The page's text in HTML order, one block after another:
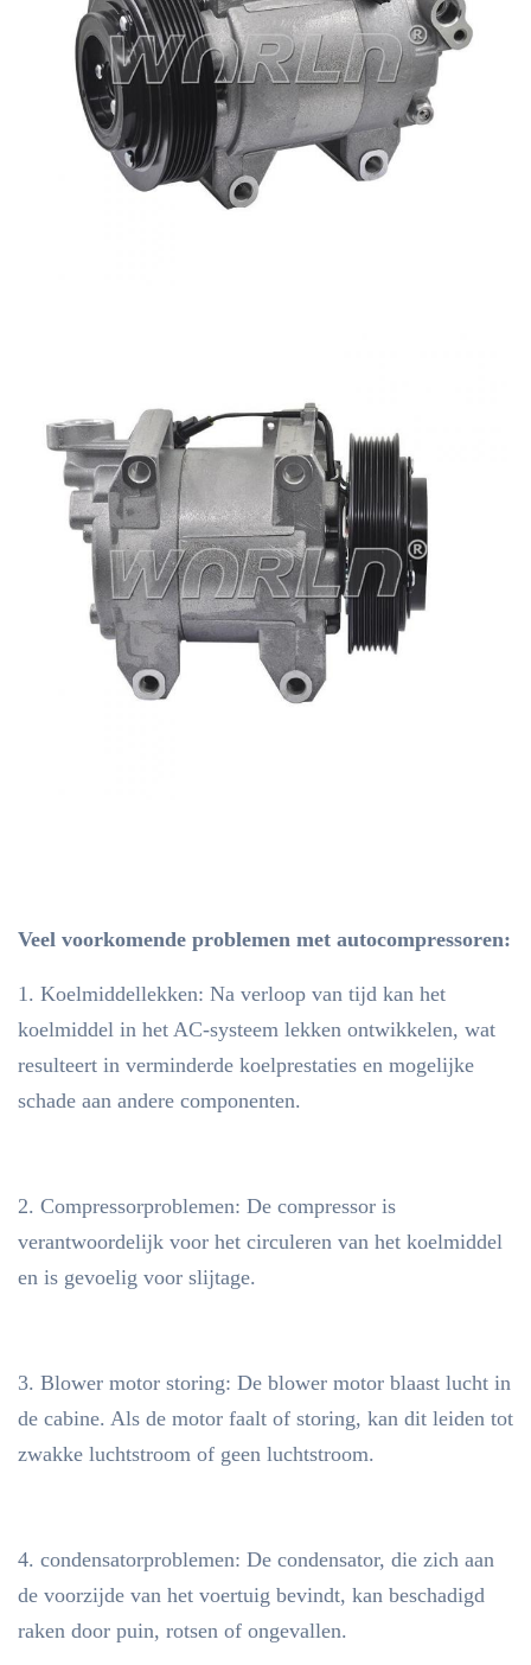
Veel voorkomende problemen met autocompressoren:
1. Koelmiddellekken: Na verloop van tijd kan het
koelmiddel in het AC-systeem lekken ontwikkelen, wat
resulteert in verminderde koelprestaties en mogelijke
schade aan andere componenten.
2. Compressorproblemen: De compressor is
verantwoordelijk voor het circuleren van het koelmiddel
en is gevoelig voor slijtage.
3. Blower motor storing: De blower motor blaast lucht in
de cabine. Als de motor faalt of storing, kan dit leiden tot
zwakke luchtstroom of geen luchtstroom.
4. condensatorproblemen: De condensator, die zich aan
de voorzijde van het voertuig bevindt, kan beschadigd
raken door puin, rotsen of ongevallen.